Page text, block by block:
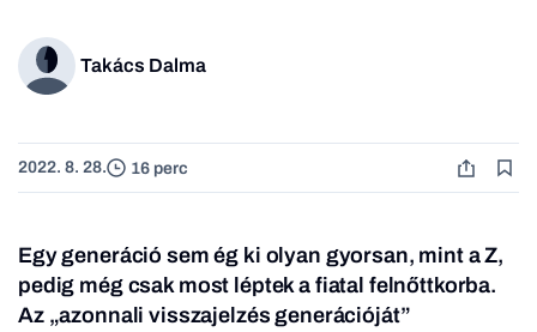
Takács Dalma
2022. 8. 28. 16 perc
Egy generáció sem ég ki olyan gyorsan, mint a Z,
pedig még csak most léptek a fiatal felnőttkorba.
Az „azonnali visszajelzés generációját”